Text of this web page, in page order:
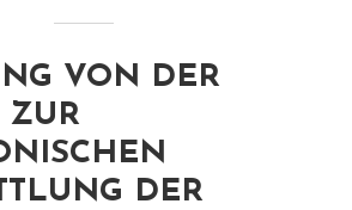
VON DER
ZUR
DER